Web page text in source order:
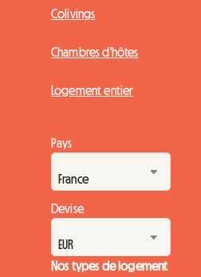
Chambres chez l'habitant
Colocations
Colivings
Pays